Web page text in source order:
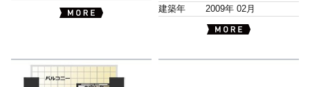
建築年
2009年 02月